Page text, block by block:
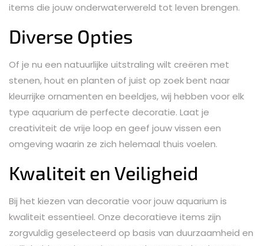
items die jouw onderwaterwereld tot leven brengen.
Diverse Opties
Of je nu een natuurlijke uitstraling wilt creëren met
stenen, hout en planten of juist op zoek bent naar
kleurrijke ornamenten en beeldjes, wij hebben voor elk
type aquarium de perfecte decoratie. Laat je
creativiteit de vrije loop en geef jouw vissen een
omgeving waarin ze zich helemaal thuis voelen.
Kwaliteit en Veiligheid
Bij het kiezen van decoratie voor jouw aquarium is
kwaliteit essentieel. Onze decoratieve items zijn
zorgvuldig geselecteerd op basis van duurzaamheid en